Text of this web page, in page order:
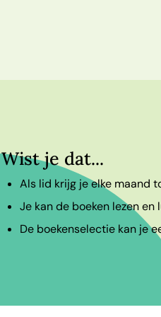
Wist je dat...
Als lid krijg je elke maand
Je kan de boeken lezen
De boekenselectie kan je